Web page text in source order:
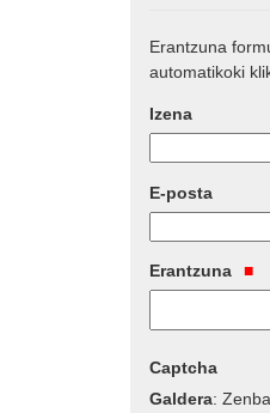
Erantzuna
automatikoki
Izena
E-posta
Erantzuna
Captcha
Galdera: